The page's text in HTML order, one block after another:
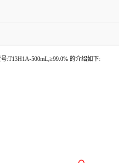
:T13H1A-500mL,≥99.0% 的介绍如下: